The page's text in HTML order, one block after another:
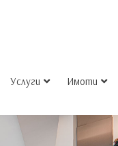
Услуги Имоти